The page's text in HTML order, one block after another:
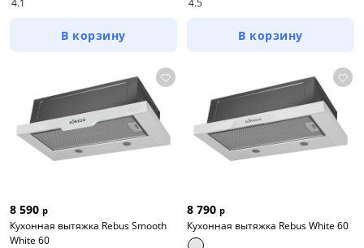
4.1
В корзину
4.5
В корзину
8 590 р
Кухонная вытяжка Rebus Smooth
White 60
8 790 р
Кухонная вытяжка Rebus White 60